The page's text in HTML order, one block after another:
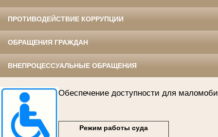
ПРОТИВОДЕЙСТВИЕ КОРРУПЦИИ
ОБРАЩЕНИЯ ГРАЖДАН
ВНЕПРОЦЕССУАЛЬНЫЕ ОБРАЩЕНИЯ
Обеспечение доступности для
Режим работы суда